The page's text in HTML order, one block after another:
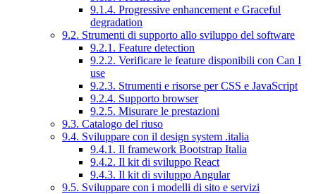
9.1.4. Progressive enhancement e Graceful
degradation
9.2. Strumenti di supporto allo sviluppo del software
9.2.1. Feature detection
9.2.2. Verificare le feature disponibili con Can I
use
9.2.3. Strumenti e risorse per CSS e JavaScript
9.2.4. Supporto browser
9.2.5. Misurare le prestazioni
9.3. Catalogo del riuso
9.4. Sviluppare con il design system .italia
9.4.1. Il framework Bootstrap Italia
9.4.2. Il kit di sviluppo React
9.4.3. Il kit di sviluppo Angular
9.5. Sviluppare con i modelli di sito e servizi